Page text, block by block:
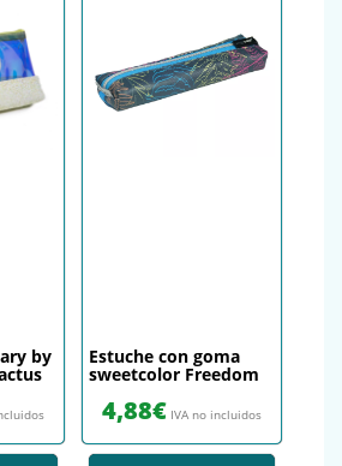
by Estuche con goma
sweetcolor Freedom
4,88€ IVA no incluidos